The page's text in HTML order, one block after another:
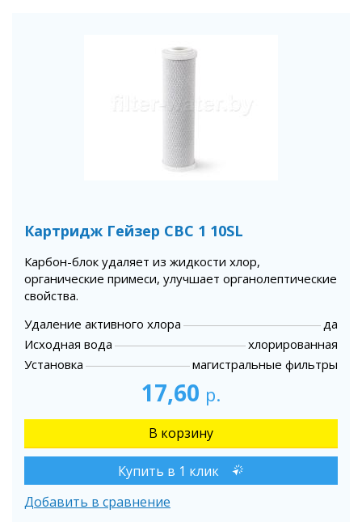
Картридж Гейзер СВС 1 10SL
Карбон-блок удаляет из жидкости хлор,
органические примеси, улучшает органолептические
свойства.
Удаление активного хлора
да
Исходная вода
хлорированная
Установка
магистральные фильтры
17,60 р.
Купить в 1 клик
Добавить в сравнение